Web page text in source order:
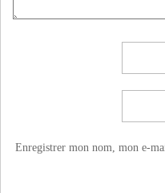
Enregistrer mon nom, mon e-